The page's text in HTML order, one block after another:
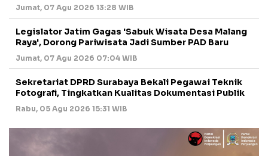
Jumat, 07 Agu 2026 13:28 WIB
Legislator Jatim Gagas 'Sabuk Wisata Desa Malang
Raya', Dorong Pariwisata Jadi Sumber PAD Baru
Jumat, 07 Agu 2026 07:04 WIB
Sekretariat DPRD Surabaya Bekali Pegawai Teknik
Fotografi, Tingkatkan Kualitas Dokumentasi Publik
Rabu, 05 Agu 2026 15:31 WIB